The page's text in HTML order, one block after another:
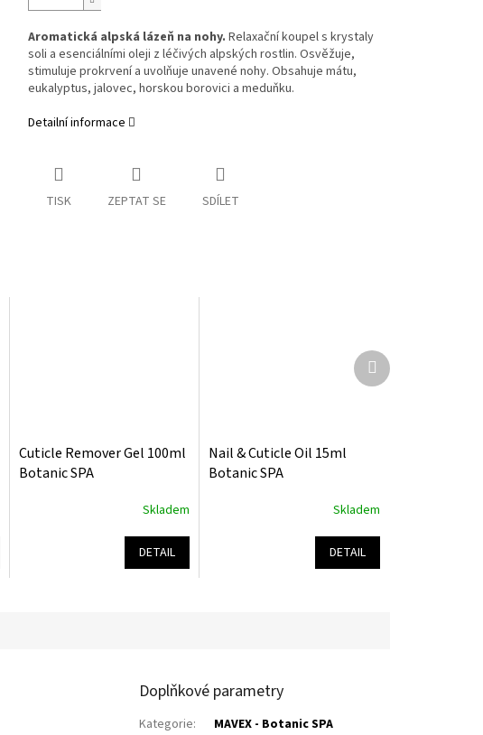
Aromatická alpská lázeň na nohy. Relaxační koupel s krystaly
soli a esenciálními oleji z léčivých alpských rostlin. Osvěžuje,
stimuluje prokrvení a uvolňuje unavené nohy. Obsahuje mátu,
eukalyptus, jalovec, horskou borovici a meduňku.
Detailní informace
TISK ZEPTAT SE SDÍLET
Cuticle Remover Gel 100ml
Botanic SPA
Skladem
DETAIL
Nail & Cuticle Oil 15ml
Botanic SPA
Skladem
DETAIL
Další
produkt
Doplňkové parametry
Kategorie:
MAVEX - Botanic SPA